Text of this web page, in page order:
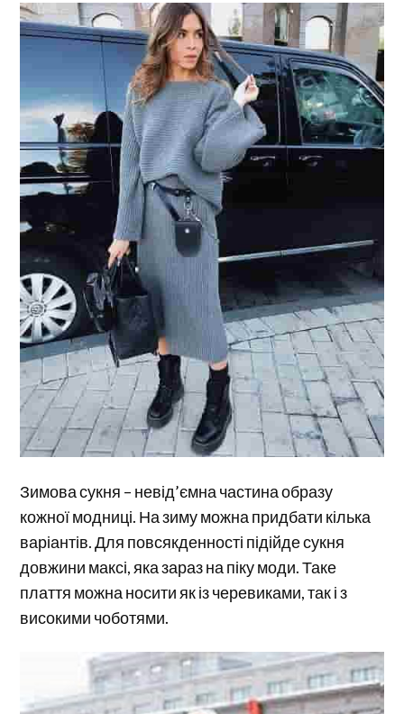
Зимова сукня – невід’ємна частина образу
кожної модниці. На зиму можна придбати кілька
варіантів. Для повсякденності підійде сукня
довжини максі, яка зараз на піку моди. Таке
плаття можна носити як із черевиками, так і з
високими чоботями.